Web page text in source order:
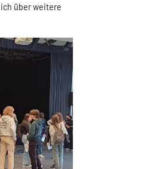
über weitere